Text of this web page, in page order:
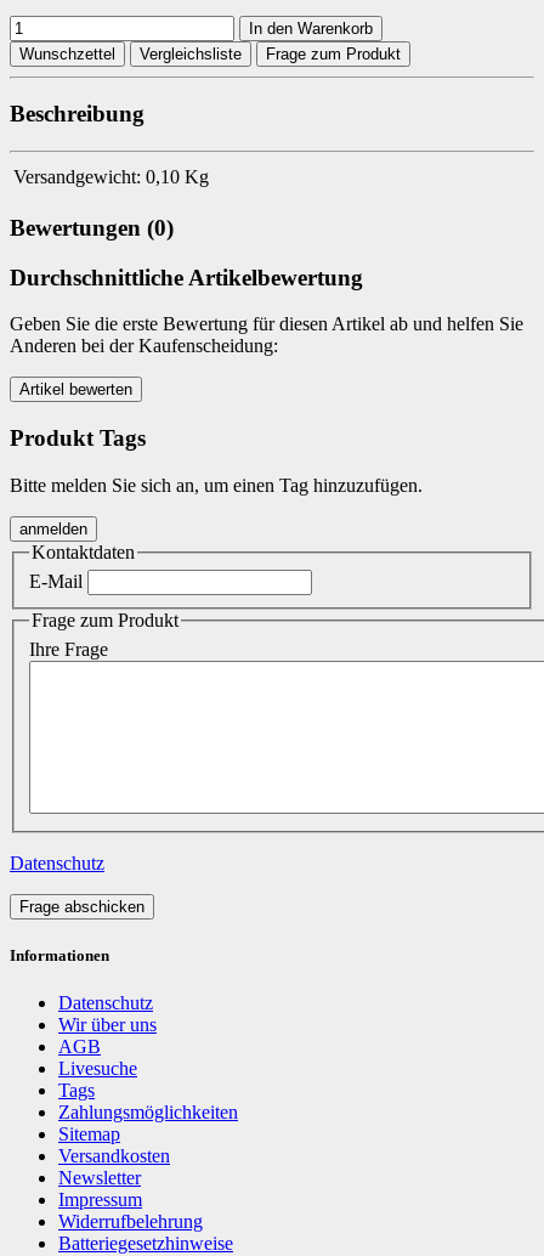
In den Warenkorb
Wunschzettel
Vergleichsliste Frage zum Produkt
Beschreibung
Versandgewicht: 0,10 Kg
Bewertungen (0)
Durchschnittliche Artikelbewertung
Geben Sie die erste Bewertung für diesen Artikel ab und helfen Sie
Anderen bei der Kaufenscheidung:
Produkt Tags
Bitte melden Sie sich an, um einen Tag hinzuzufügen.
Kontaktdaten
E-Mail
Frage zum Produkt
Ihre Frage
Datenschutz
Frage abschicken
Informationen
Datenschutz
Wir über uns
AGB
Livesuche
Tags
Zahlungsmöglichkeiten
Sitemap
Versandkosten
Newsletter
Impressum
Widerrufbelehrung
Batteriegesetzhinweise